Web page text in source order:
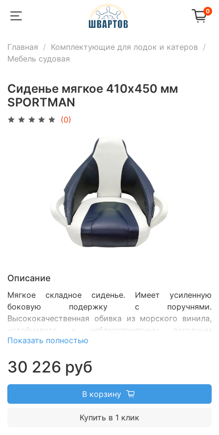
0
Главная
Комплектующие для лодок и катеров
Мебель судовая
Сиденье мягкое 410х450 мм
SPORTMAN
(0)
Описание
Мягкое складное сиденье. Имеет усиленную
боковую подержку с поручнями.
Высококачественная обивка из морского винила,
устойчивого к неблагоприятным погодным
условиям и ультрафиолетовому
синий.
Показать полностью
30 226 руб
В корзину
Купить в 1 клик